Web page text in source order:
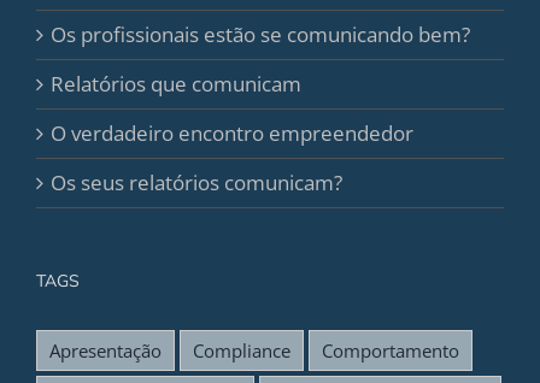
Os profissionais estão se comunicando bem?
Relatórios que comunicam
O verdadeiro encontro empreendedor
Os seus relatórios comunicam?
TAGS
Apresentação Compliance
Comportamento